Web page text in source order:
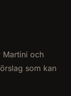
Martini och
som kan